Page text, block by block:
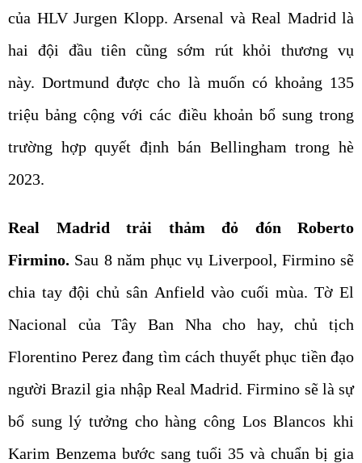
của HLV Jurgen Klopp. Arsenal và Real Madrid là
hai đội đầu tiên cũng sớm rút khỏi thương vụ
này. Dortmund được cho là muốn có khoảng 135
triệu bảng cộng với các điều khoản bổ sung trong
trường hợp quyết định bán Bellingham trong hè
2023.
Real Madrid trải thảm đỏ đón Roberto
Firmino. Sau 8 năm phục vụ Liverpool, Firmino sẽ
chia tay đội chủ sân Anfield vào cuối mùa. Tờ El
Nacional của Tây Ban Nha cho hay, chủ tịch
Florentino Perez đang tìm cách thuyết phục tiền đạo
người Brazil gia nhập Real Madrid. Firmino sẽ là sự
bổ sung lý tưởng cho hàng công Los Blancos khi
Karim Benzema bước sang tuổi 35 và chuẩn bị gia